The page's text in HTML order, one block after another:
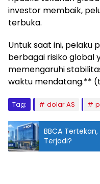
investor membaik,
terbuka.
Untuk saat ini, pelaku
berbagai risiko global
memengaruhi
waktu mendatang.**
Tag: dolar AS
BBCA
Terjadi?